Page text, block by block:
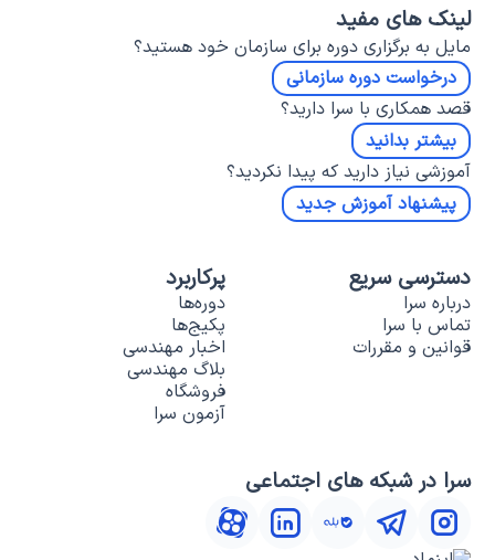
لینک های مفید
مایل به برگزاری دوره برای سازمان خود هستید؟
درخواست دوره سازمانی
قصد همکاری با سرا دارید؟
بیشتر بدانید
آموزشی نیاز دارید که پیدا نکردید؟
پیشنهاد آموزش جدید
دسترسی سریع
درباره سرا
تماس با سرا
قوانین و مقررات
پرکاربرد
دوره‌ها
پکیج‌ها
اخبار مهندسی
بلاگ مهندسی
فروشگاه
آزمون سرا
سرا در شبکه های اجتماعی